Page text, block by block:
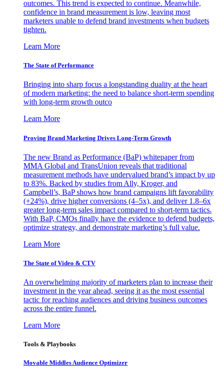
outcomes. This trend is expected to continue. Meanwhile,
confidence in brand measurement is low, leaving most
marketers unable to defend brand investments when budgets
tighten.
Learn More
The State of Performance
Bringing into sharp focus a longstanding duality at the heart
of modern marketing: the need to balance short-term spending
with long-term growth outco
Learn More
Proving Brand Marketing Drives Long-Term Growth
The new Brand as Performance (BaP) whitepaper from
MMA Global and TransUnion reveals that traditional
measurement methods have undervalued brand’s impact by up
to 83%. Backed by studies from Ally, Kroger, and
Campbell’s, BaP shows how brand campaigns lift favorability
(+24%), drive higher conversions (4–5x), and deliver 1.8–6x
greater long-term sales impact compared to short-term tactics.
With BaP, CMOs finally have the evidence to defend budgets,
optimize strategy, and demonstrate marketing’s full value.
Learn More
The State of Video & CTV
An overwhelming majority of marketers plan to increase their
investment in the year ahead, seeing it as the most essential
tactic for reaching audiences and driving business outcomes
across the entire funnel.
Learn More
Tools & Playbooks
Movable Middles Audience Optimizer